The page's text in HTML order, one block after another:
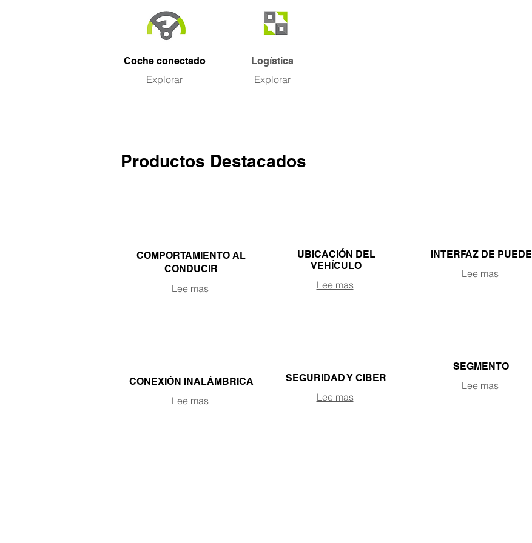
Coche conectado
Explorar
Logística
Explorar
Productos Destacados
COMPORTAMIENTO AL
CONDUCIR
Lee mas
CONEXIÓN INALÁMBRICA
Lee mas
UBICACIÓN DEL
VEHÍCULO
Lee mas
SEGURIDAD Y CIBER
Lee mas
INTERFAZ DE PUEDE
Lee mas
SEGMENTO
Lee mas